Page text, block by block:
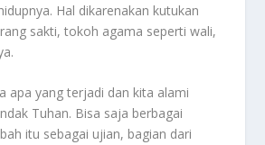
Hal dikarenakan kutukan
sakti, tokoh agama seperti wali,
apa yang terjadi dan kita alami
Tuhan. Bisa saja berbagai
itu sebagai ujian, bagian dari